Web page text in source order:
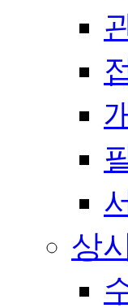
상